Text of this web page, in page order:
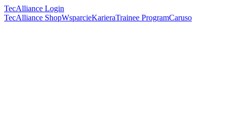
TecAlliance Login
TecAlliance ShopWsparcieKarieraTrainee ProgramCaruso